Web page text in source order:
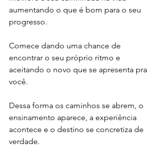
aumentando o que é bom para o seu
progresso.
Comece dando uma chance de
encontrar o seu próprio ritmo e
aceitando o novo que se apresenta pra
você.
Dessa forma os caminhos se abrem, o
ensinamento aparece, a experiência
acontece e o destino se concretiza de
verdade.